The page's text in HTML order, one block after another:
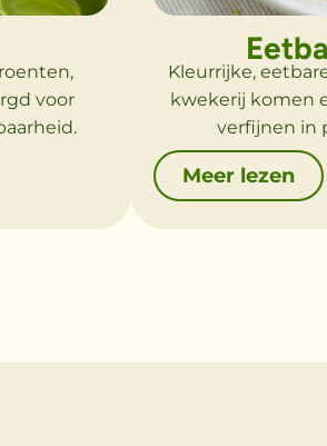
voor
Kleurrijke,
kwekerij komen
verfijnen in
Meer lezen